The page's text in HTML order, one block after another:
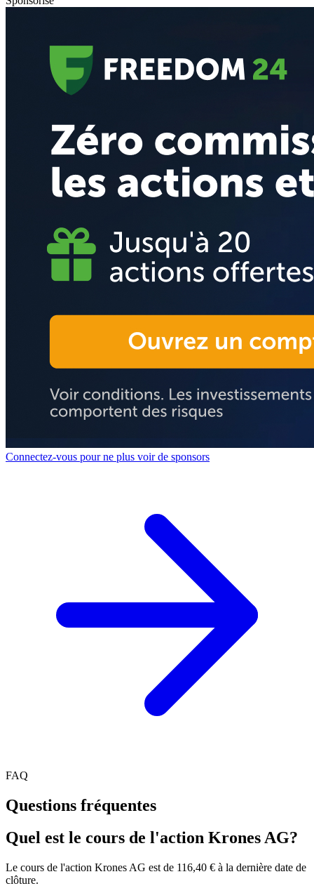
Connectez-vous pour ne plus voir de sponsors
FAQ
Questions fréquentes
Quel est le cours de l'action Krones AG?
Le cours de l'action Krones AG est de 116,40 € à la dernière date de
clôture.